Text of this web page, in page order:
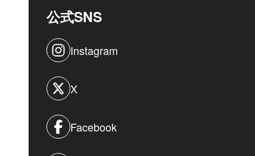
公式SNS
Instagram
X
Facebook